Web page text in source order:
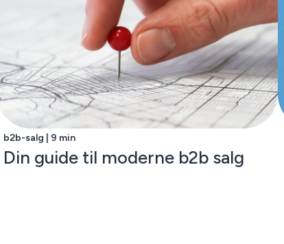
b2b-salg | 9 min
Din guide til moderne b2b salg